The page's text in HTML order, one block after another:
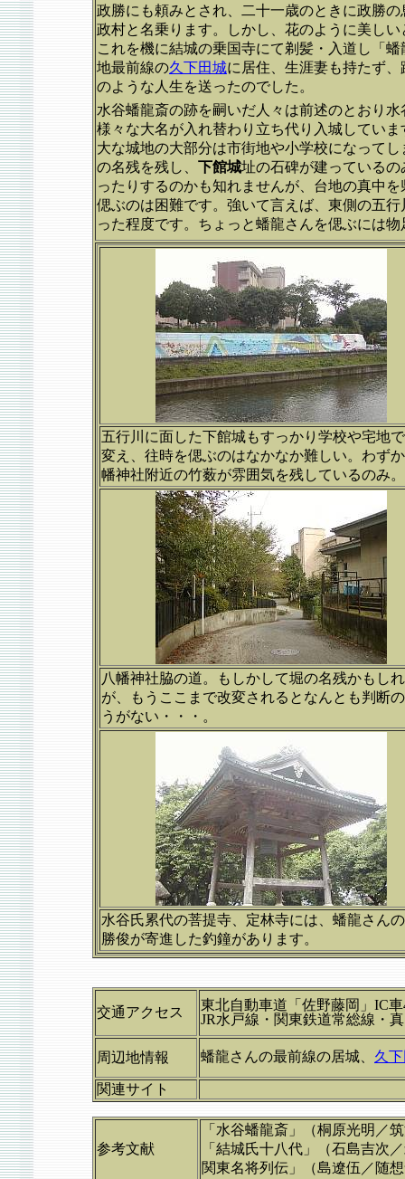
政勝にも頼みとされ、二十一歳のときに政勝
政村と名乗ります。しかし、花のように美し
これを機に結城の乗国寺にて剃髪・入道し「
地最前線の久下田城に居住、生涯妻も持たず
のような人生を送ったのでした。
水谷蟠龍斎の跡を嗣いだ人々は前述のとおり
様々な大名が入れ替わり立ち代り入城してい
大な城地の大部分は市街地や小学校になって
の名残を残し、 下館城址の石碑が建っている
ったりするのかも知れませんが、台地の真中
偲ぶのは困難です。強いて言えば、東側の五
った程度です。ちょっと蟠龍さんを偲ぶには
五行川に面した下館城もすっかり学校や宅地
変え、往時を偲ぶのはなかなか難しい。わず
幡神社附近の竹薮が雰囲気を残しているのみ。
八幡神社脇の道。もしかして堀の名残かもし
が、もうここまで改変されるとなんとも判断
うがない・・・。
水谷氏累代の菩提寺、定林寺には、蟠龍さん
勝俊が寄進した釣鐘があります。
交通アクセス
東北自動車道「佐野藤岡」IC
JR水戸線・関東鉄道常総線・
周辺地情報 蟠龍さんの最前線の居城、 久
関連サイト
参考文献
「水谷蟠龍斎」（桐原光明／
「結城氏十八代」（石島吉次
関東名将列伝」（島遼伍／随